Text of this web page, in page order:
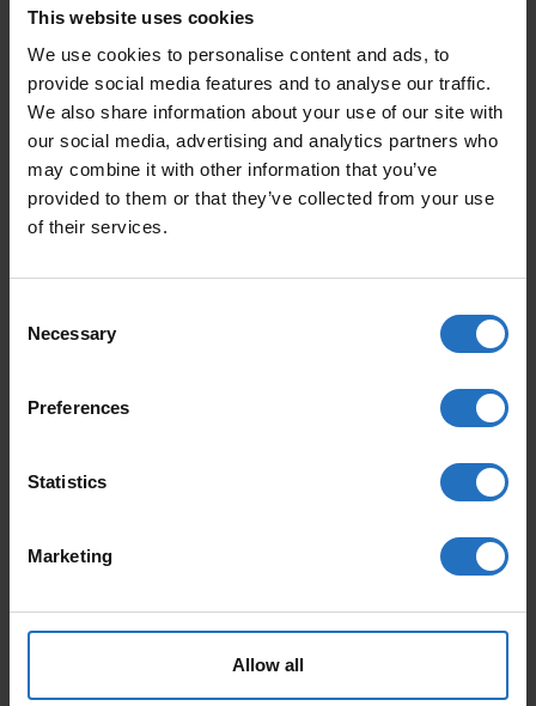
This website uses cookies
We use cookies to personalise content and ads, to
provide social media features and to analyse our traffic.
We also share information about your use of our site with
our social media, advertising and analytics partners who
may combine it with other information that you’ve
provided to them or that they’ve collected from your use
of their services.
Selection
Necessary
Preferences
Statistics
Marketing
Allow all
PREIS
Inkl. MwSt., Kostenloser Versand.
Auslieferung in 10-15 Arbeitstage.
MENGE
NEGATIIVI QUANTITY
IN DEN WARENKORB
AALTO
Inkl. MwSt., Kostenloser Versand.
Auslieferung in 10-15 Arbeitstage
Inkl. MwSt., Kostenloser Versand.
Auslieferung in 10-15 Arbeitstage